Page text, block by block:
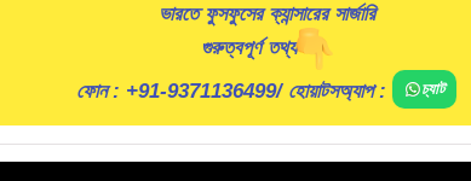
ভারতে ফুসফুসের ক্যান্সারের সার্জারি
গুরুত্বপূর্ণ তথ্য
ফোন : +91-9371136499/ হোয়াটসঅ্যাপ : চ্যাট